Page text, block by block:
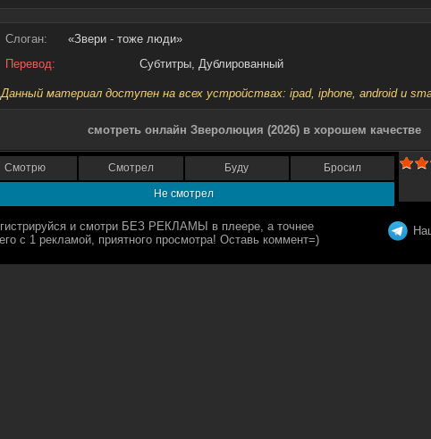
Слоган:
«Звери - тоже люди»
Перевод:
Субтитры, Дублированный
Данный материал доступен на всех устройствах: ipad, iphone, android и
смотреть онлайн Зверолюция (2026) в хорошем качестве
Смотрю Смотрел Буду Бросил
Не смотрел